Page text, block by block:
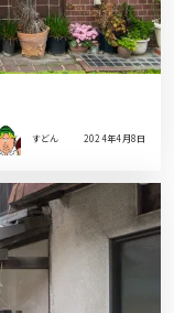
すどん 2024年4月8日